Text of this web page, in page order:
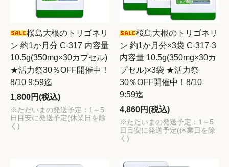
桜島大根のトリゴネリ
ン 約1か月分 C-317 内容量
10.5g(350mg×30カプセル)
★活力祭30％OFF開催中！
8/10 9:59迄
1,800円(税込)
※ただいまの発送予定：1～5
日目安に発送予定(休業日を除
く)
桜島大根のトリゴネリ
ン 約1か月分×3袋 C-317-3
内容量 10.5g(350mg×30カ
プセル)×3袋 ★活力祭
30％OFF開催中！8/10
9:59迄
4,860円(税込)
※ただいまの発送予定：1～5
日目安に発送予定(休業日を除
く)